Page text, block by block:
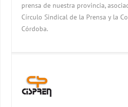
prensa de nuestra provincia,
Círculo Sindical de la Prensa y la
Córdoba.